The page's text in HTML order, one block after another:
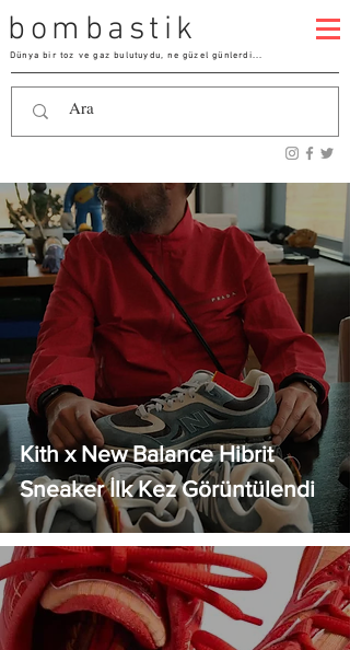
bombastik
Dünya bir toz ve gaz bulutuydu, ne güzel günlerdi...
Kith x New Balance Hibrit
Sneaker İlk Kez Görüntülendi